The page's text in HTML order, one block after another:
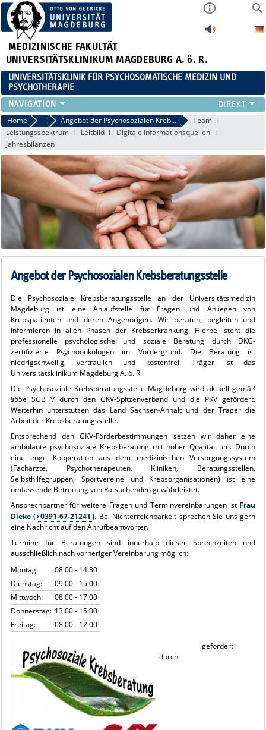
MEDIZINISCHE FAKULTÄT
UNIVERSITÄTSKLINIKUM MAGDEBURG A. ö. R.
UNIVERSITÄTSKLINIK FÜR PSYCHOSOMATISCHE MEDIZIN UND
PSYCHOTHERAPIE
FÜR PATIENTEN
TEAM
ZUWEISER
LEHRE
FORSCHUNG
KARRIERE
AKTUELLES
FÜR ANGEHÖRIGE
Home Für Patienten Angebot der Psychosozialen Krebsberatungsstelle
Team
Leistungsspektrum
Leitbild
Digitale Informationsquellen
Jahresbilanzen
Angebot der Psychosozialen Krebsberatungsstelle
Die Psychosoziale Krebsberatungsstelle an der Universitätsmedizin
Magdeburg ist eine Anlaufstelle für Fragen und Anliegen von
Krebspatienten und deren Angehörigen. Wir beraten, begleiten und
informieren in allen Phasen der Krebserkrankung. Hierbei steht die
professionelle psychologische und soziale Beratung durch DKG-
zertifizierte Psychoonkologen im Vordergrund. Die Beratung ist
niedrigschwellig, vertraulich und kostenfrei. Träger ist das
Universitätsklinikum Magdeburg A. ö. R.
Die Psychosoziale Krebsberatungsstelle Magdeburg wird aktuell gemäß
§65e SGB V durch den GKV-Spitzenverband und die PKV gefördert.
Weiterhin unterstützen das Land Sachsen-Anhalt und der Träger die
Arbeit der Krebsberatungsstelle.
Entsprechend den GKV-Förderbestimmungen setzen wir daher eine
ambulante psychosoziale Krebsberatung mit hoher Qualität um. Durch
eine enge Kooperation aus dem medizinischen Versorgungssystem
(Fachärzte, Psychotherapeuten, Kliniken, Beratungsstellen,
Selbsthilfegruppen, Sportvereine und Krebsorganisationen) ist eine
umfassende Betreuung von Ratsuchenden gewährleistet.
Ansprechpartner für weitere Fragen und Terminvereinbarungen ist Frau
Dieke ( 0391-67-21241 ). Bei Nichterreichbarkeit sprechen Sie uns gern
eine Nachricht auf den Anrufbeantworter.
Termine für Beratungen sind innerhalb dieser Sprechzeiten und
ausschließlich nach vorheriger Vereinbarung möglich:
Montag:
08:00 - 14:30
Dienstag:
09:00 - 15:00
Mittwoch:
08:00 - 17:00
Donnerstag: 13:00 - 15:00
Freitag:
08:00 - 12:00
gefördert
durch